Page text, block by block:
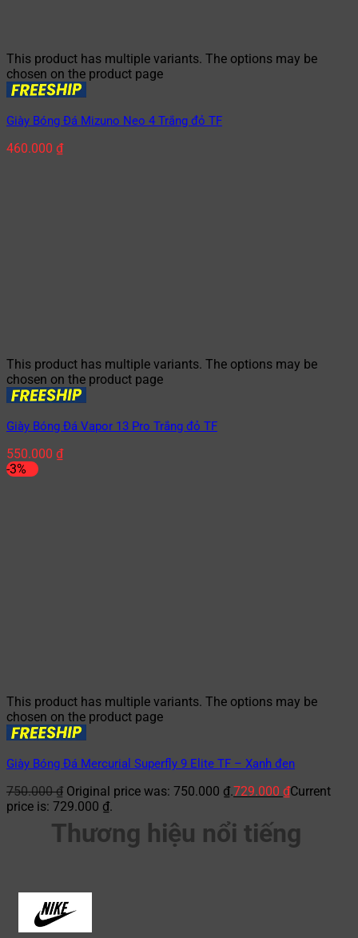
This product has multiple variants. The options may be
chosen on the product page
Giày Bóng Đá Mizuno Neo 4 Trắng đỏ TF
460.000 ₫
This product has multiple variants. The options may be
chosen on the product page
Giày Bóng Đá Vapor 13 Pro Trắng đỏ TF
550.000 ₫
-3%
This product has multiple variants. The options may be
chosen on the product page
Giày Bóng Đá Mercurial Superfly 9 Elite TF – Xanh đen
750.000₫ Original price was: 750.000 ₫.729.000 ₫Current
price is: 729.000 ₫.
Thương hiệu nổi tiếng